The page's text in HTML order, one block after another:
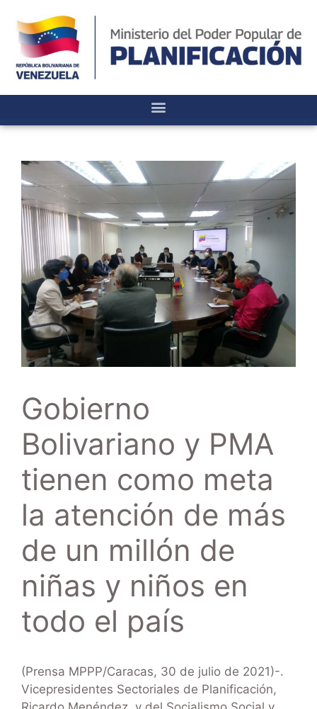
Gobierno
Bolivariano y PMA
tienen como meta
la atención de más
de un millón de
niñas y niños en
todo el país
(Prensa MPPP/Caracas, 30 de julio de 2021)-.
Vicepresidentes Sectoriales de Planificación,